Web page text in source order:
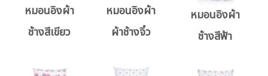
หมอนอิงผ้า
ช้างสีเขียว
หมอนอิงผ้า
ผ้าช้างจิ๋ว
หมอนอิงผ้า
ช้างสีฟ้า